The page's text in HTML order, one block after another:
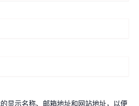
显示名称、邮箱地址和网站地址，以便